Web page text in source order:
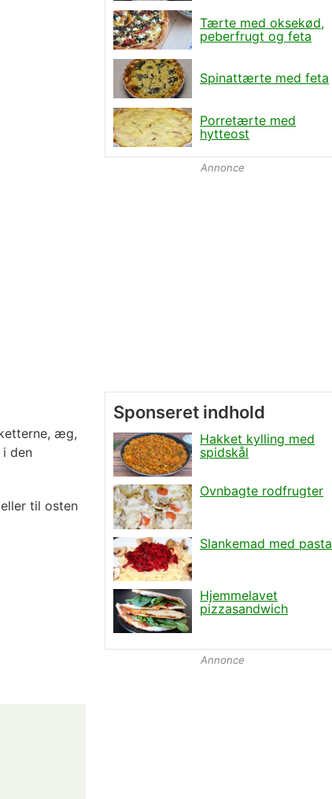
æg,
den
til osten
Tærte med oksekød,
peberfrugt og feta
Spinattærte med feta
Porretærte med
hytteost
Annonce
Annonce